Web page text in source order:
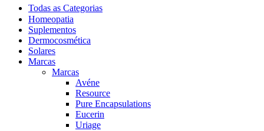
Todas as Categorias
Homeopatia
Suplementos
Dermocosmética
Solares
Marcas
Marcas
Avéne
Resource
Pure Encapsulations
Eucerin
Uriage